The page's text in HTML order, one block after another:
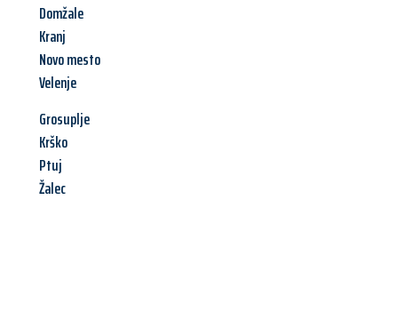
Domžale
Kranj
Novo mesto
Velenje
Grosuplje
Krško
Ptuj
Žalec